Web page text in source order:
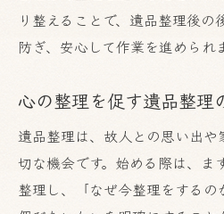
り整えることで、遺品整理後の
防ぎ、安心して作業を進められ
心の整理を促す遺品整理
遺品整理は、故人との思い出
切な機会です。始める際は、ま
整理し、「なぜ今整理をする